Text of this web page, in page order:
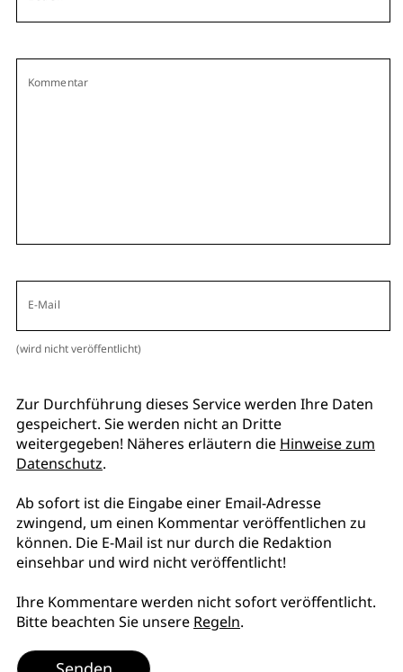
Kommentar
E-Mail
(wird nicht veröffentlicht)
Zur Durchführung dieses Service werden Ihre Daten
gespeichert. Sie werden nicht an Dritte
weitergegeben! Näheres erläutern die Hinweise zum
Datenschutz.
Ab sofort ist die Eingabe einer Email-Adresse
zwingend, um einen Kommentar veröffentlichen zu
können. Die E-Mail ist nur durch die Redaktion
einsehbar und wird nicht veröffentlicht!
Ihre Kommentare werden nicht sofort veröffentlicht.
Bitte beachten Sie unsere Regeln.